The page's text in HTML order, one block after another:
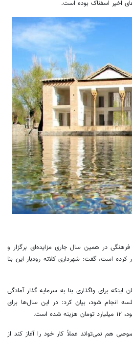
اخیر اسفناک بوده است.
در همین سال جاری مزایده‌ای برگزار و
است، گفت: شهرداری کلاته رودبار این بنا
برای واگذاری بنا به سرمایه گذار آمادگی
انجام شود، بیان کرد: در این سال‌ها برای
هم نمی‌تواند عملاً کار خود را آغاز کند از